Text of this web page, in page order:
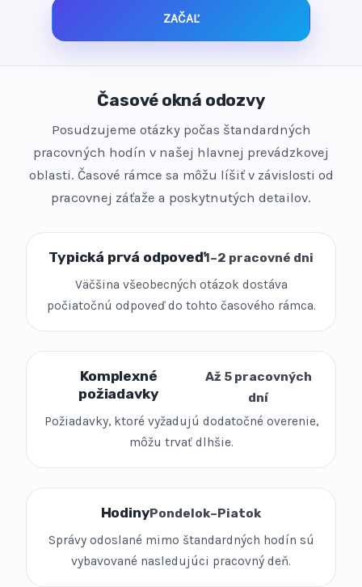
ZAČAĽ
Časové okná odozvy
Posudzujeme otázky počas štandardných
pracovných hodín v našej hlavnej prevádzkovej
oblasti. Časové rámce sa môžu líšiť v závislosti od
pracovnej záťaže a poskytnutých detailov.
Typická prvá odpoveď1–2 pracovné dni
Väčšina všeobecných otázok dostáva
počiatočnú odpoveď do tohto časového rámca.
Komplexné
požiadavky
Až 5 pracovných
dní
Požiadavky, ktoré vyžadujú dodatočné overenie,
môžu trvať dlhšie.
HodinyPondelok–Piatok
Správy odoslané mimo štandardných hodín sú
vybavované nasledujúci pracovný deň.